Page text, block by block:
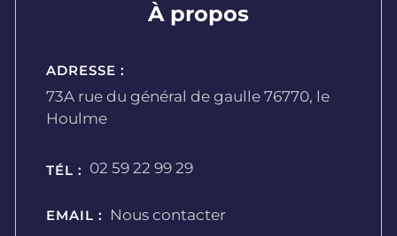
À propos
ADRESSE :
73A rue du général de gaulle 76770, le
Houlme
TÉL : 02 59 22 99 29
EMAIL : Nous contacter